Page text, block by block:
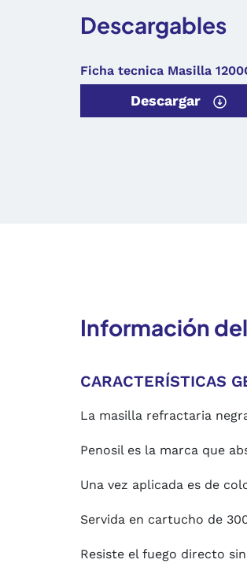
Descargables
Ficha tecnica Masilla
Descargar
Información
CARACTERÍSTICAS
La masilla refractaria
Penosil es la marca que
Una vez aplicada es de
Servida en cartucho de
Resiste el fuego directo